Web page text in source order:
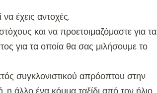
έχεις αντοχές.
και να προετοιμαζόμαστε για τα
για τα οποία θα σας μιλήσουμε το
συγκλονιστικού απρόοπτου στην